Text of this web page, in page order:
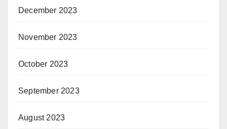
December 2023
November 2023
October 2023
September 2023
August 2023